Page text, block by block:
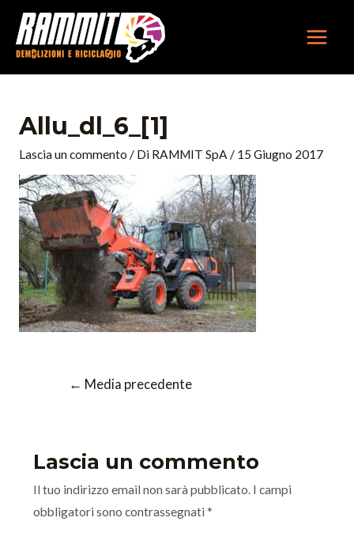
contenuto
Allu_dl_6_[1]
Lascia un commento / Di RAMMIT SpA / 15 Giugno 2017
← Media precedente
Lascia un commento
Il tuo indirizzo email non sarà pubblicato. I campi
obbligatori sono contrassegnati *